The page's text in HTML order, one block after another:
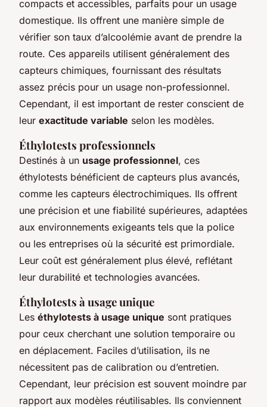
compacts et accessibles, parfaits pour un usage
domestique. Ils offrent une manière simple de
vérifier son taux d’alcoolémie avant de prendre la
route. Ces appareils utilisent généralement des
capteurs chimiques, fournissant des résultats
assez précis pour un usage non-professionnel.
Cependant, il est important de rester conscient de
leur exactitude variable selon les modèles.
Éthylotests professionnels
Destinés à un usage professionnel, ces
éthylotests bénéficient de capteurs plus avancés,
comme les capteurs électrochimiques. Ils offrent
une précision et une fiabilité supérieures, adaptées
aux environnements exigeants tels que la police
ou les entreprises où la sécurité est primordiale.
Leur coût est généralement plus élevé, reflétant
leur durabilité et technologies avancées.
Éthylotests à usage unique
Les éthylotests à usage unique sont pratiques
pour ceux cherchant une solution temporaire ou
en déplacement. Faciles d’utilisation, ils ne
nécessitent pas de calibration ou d’entretien.
Cependant, leur précision est souvent moindre par
rapport aux modèles réutilisables. Ils conviennent